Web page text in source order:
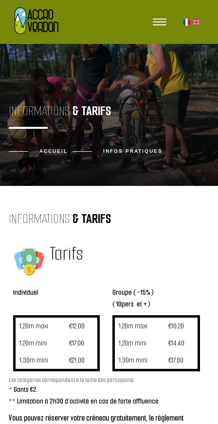
Warning : Undefined array key "HTTP_ACCEPT_LANGUAGE" in
Deprecated
/home/remixwa/www/accro-verdon.fr/inc/general.phpon line21
INFORMATIONS& TARIFS
ACCUEIL INFOS PRATIQUES
INFORMATIONS & TARIFS
Tarifs
lndividuel
1,20m maxi
€12,00
1,20m mini
€17,00
1,30m mini
€21,00
Groupe (-15%)
(10pers. et +)
1,20m maxi
€10,20
1,20m mini
€14,40
1,30m mini
€17,80
Les catégories correspondent à la taille des participants.
* Gants €2
** Limitation à 2h30 d’activité en cas de forte affluence
Vous pouvez réserver votre créneau gratuitement, le règlement